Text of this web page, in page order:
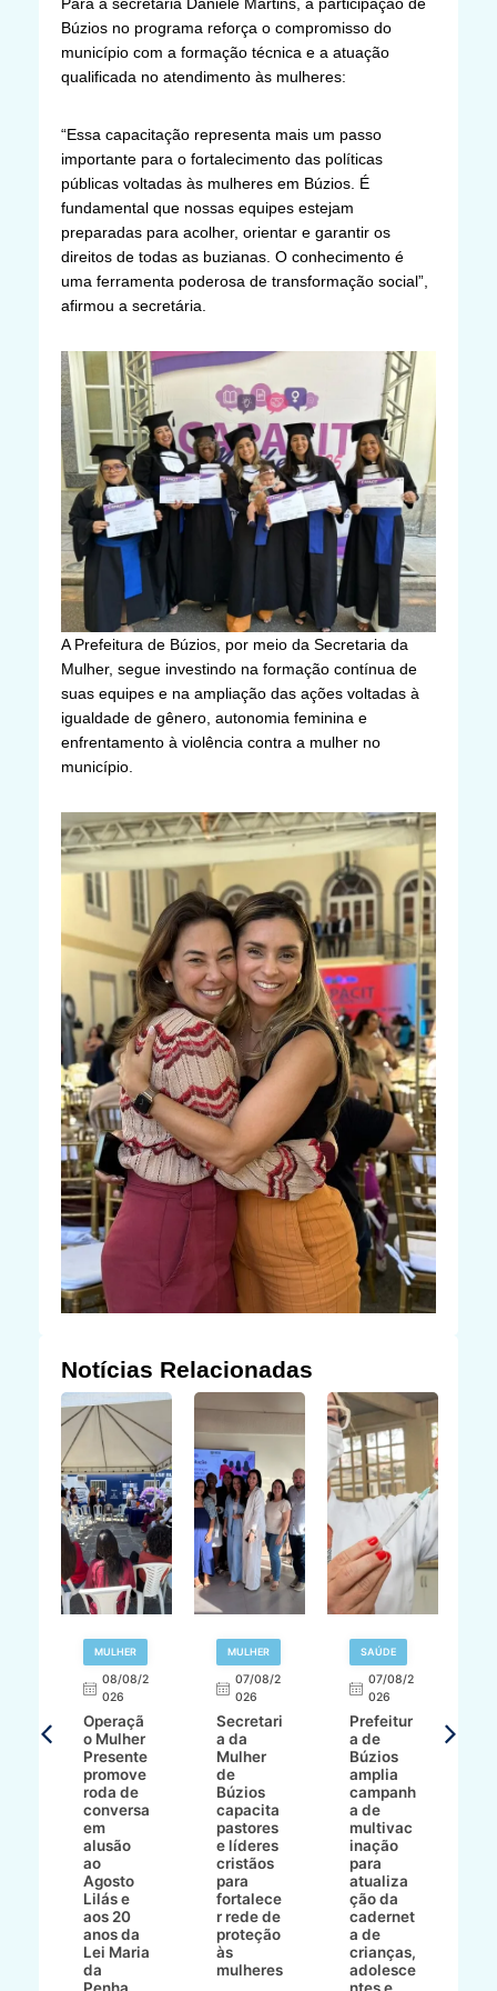
Búzios no programa reforça o compromisso do
município com a formação técnica e a atuação
qualificada no atendimento às mulheres:
“Essa capacitação representa mais um passo
importante para o fortalecimento das políticas
públicas voltadas às mulheres em Búzios. É
fundamental que nossas equipes estejam
preparadas para acolher, orientar e garantir os
direitos de todas as buzianas. O conhecimento é
uma ferramenta poderosa de transformação social”,
afirmou a secretária.
A Prefeitura de Búzios, por meio da Secretaria da
Mulher, segue investindo na formação contínua de
suas equipes e na ampliação das ações voltadas à
igualdade de gênero, autonomia feminina e
enfrentamento à violência contra a mulher no
município.
Notícias Relacionadas
MULHER
08/08/2
026
Operaçã
o Mulher
Presente
promove
roda de
conversa
em
alusão
ao
Agosto
Lilás e
aos 20
anos da
Lei Maria
da
Penha
MULHER
07/08/2
026
Secretari
a da
Mulher
de
Búzios
capacita
pastores
e líderes
cristãos
para
fortalece
r rede de
proteção
às
mulheres
SAÚDE
07/08/2
026
Prefeitur
a de
Búzios
amplia
campanh
a de
multivac
inação
para
atualiza
ção da
cadernet
a de
crianças,
adolesce
ntes e